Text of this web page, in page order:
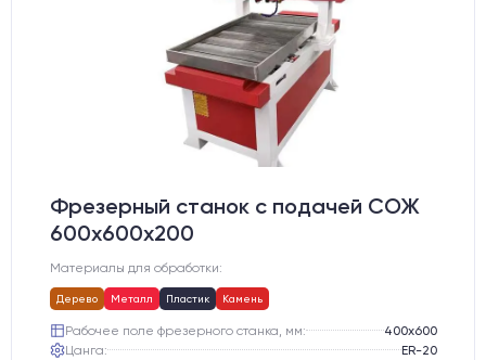
Фрезерный станок с подачей СОЖ
600х600х200
Материалы для обработки:
Дерево Металл Пластик Камень
Рабочее поле фрезерного станка, мм:
400х600
Цанга:
ER-20